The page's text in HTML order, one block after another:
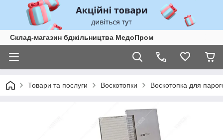
Склад-магазин бджільництва МедоПром
Товари та послуги Воскотопки Воскотопка для